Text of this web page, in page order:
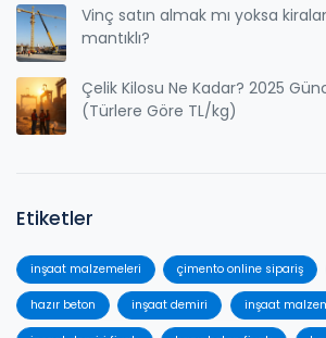
Vinç satın almak mı yoksa
mantıklı?
Çelik Kilosu Ne Kadar? 2025
(Türlere Göre TL/kg)
Etiketler
inşaat malzemeleri çimento online sipariş
hazır beton inşaat demiri inşaat